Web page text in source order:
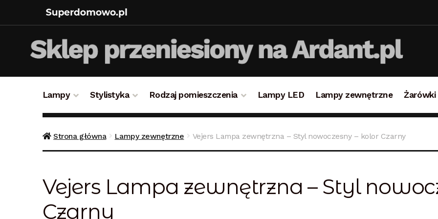
Lampy Stylistyka Rodzaj pomieszczenia Lampy LED Lampy zewnętrzne Żarówki
Strona główna Lampy zewnętrzne Vejers Lampa zewnętrzna – Styl nowoczesny – kolor Czarny
Vejers Lampa zewnętrzna – Styl
Czarny